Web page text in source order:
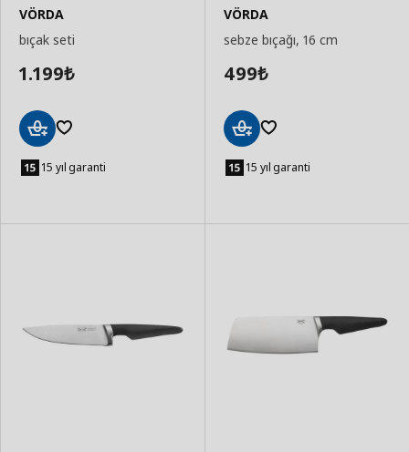
VÖRDA
bıçak seti
1.199₺
Ekle 15 yıl garanti
VÖRDA
sebze bıçağı, 16 cm
499₺
Ekle 15 yıl garanti